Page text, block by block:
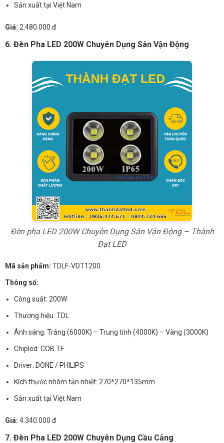
Sản xuất tại Việt Nam
Giá: 2.480.000 đ
6. Đèn Pha LED 200W Chuyên Dụng Sân Vận Động
Đèn pha LED 200W Chuyên Dụng Sân Vận Động – Thành
Đạt LED
Mã sản phẩm: TDLF-VDT1200
Thông số:
Công suất: 200W
Thương hiệu: TDL
Ánh sáng: Trắng (6000K) – Trung tính (4000K) – Vàng (3000K)
Chipled: COB TF
Driver: DONE / PHILIPS
Kích thước nhôm tản nhiệt: 270*270*135mm
Sản xuất tại Việt Nam
Giá: 4.340.000 đ
7. Đèn Pha LED 200W Chuyên Dụng Cầu Cảng